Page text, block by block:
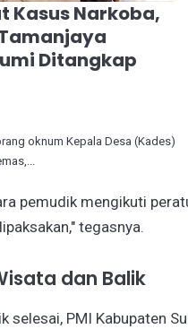
Kasus Narkoba,
Ditangkap
oknum Kepala Desa (Kades)
pemudik mengikuti
tegasnya.
dan Balik
selesai, PMI Kabupaten